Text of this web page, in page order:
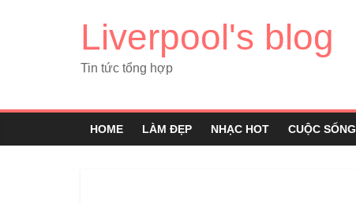
Liverpool's blog
Tin tức tổng hợp
HOME LÀM ĐẸP NHẠC HOT CUỘC SỐNG